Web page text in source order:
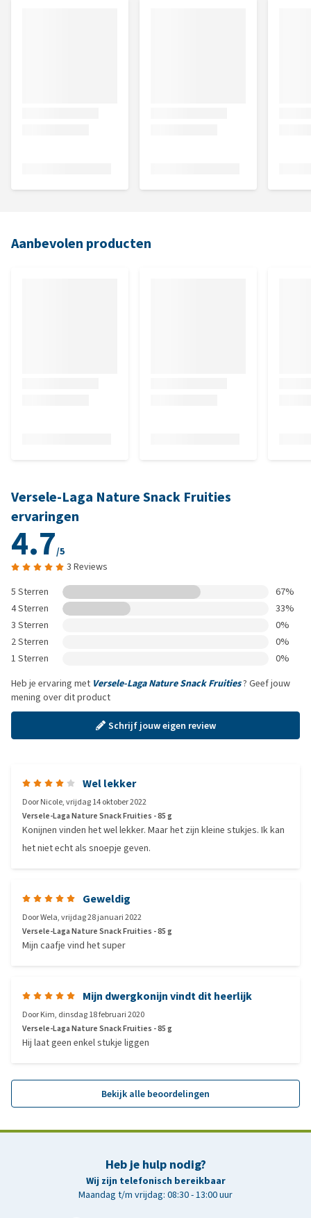
Aanbevolen producten
Versele-Laga Nature Snack Fruities
ervaringen
4.7/5
3 Reviews
5 Sterren
67%
4 Sterren
33%
3 Sterren
0%
2 Sterren
0%
1 Sterren
0%
Heb je ervaring met Versele-Laga Nature Snack Fruities? Geef jouw
mening over dit product
Schrijf jouw eigen review
Wel lekker
DoorNicole,vrijdag 14 oktober 2022
Versele-Laga Nature Snack Fruities - 85 g
Konijnen vinden het wel lekker. Maar het zijn kleine stukjes. Ik kan
het niet echt als snoepje geven.
Geweldig
DoorWela,vrijdag 28 januari 2022
Versele-Laga Nature Snack Fruities - 85 g
Mijn caafje vind het super
Mijn dwergkonijn vindt dit heerlijk
DoorKim, dinsdag 18 februari 2020
Versele-Laga Nature Snack Fruities - 85 g
Hij laat geen enkel stukje liggen
Bekijk alle beoordelingen
Heb je hulp nodig?
Wij zijn telefonisch bereikbaar
Maandag t/m vrijdag: 08:30 - 13:00 uur